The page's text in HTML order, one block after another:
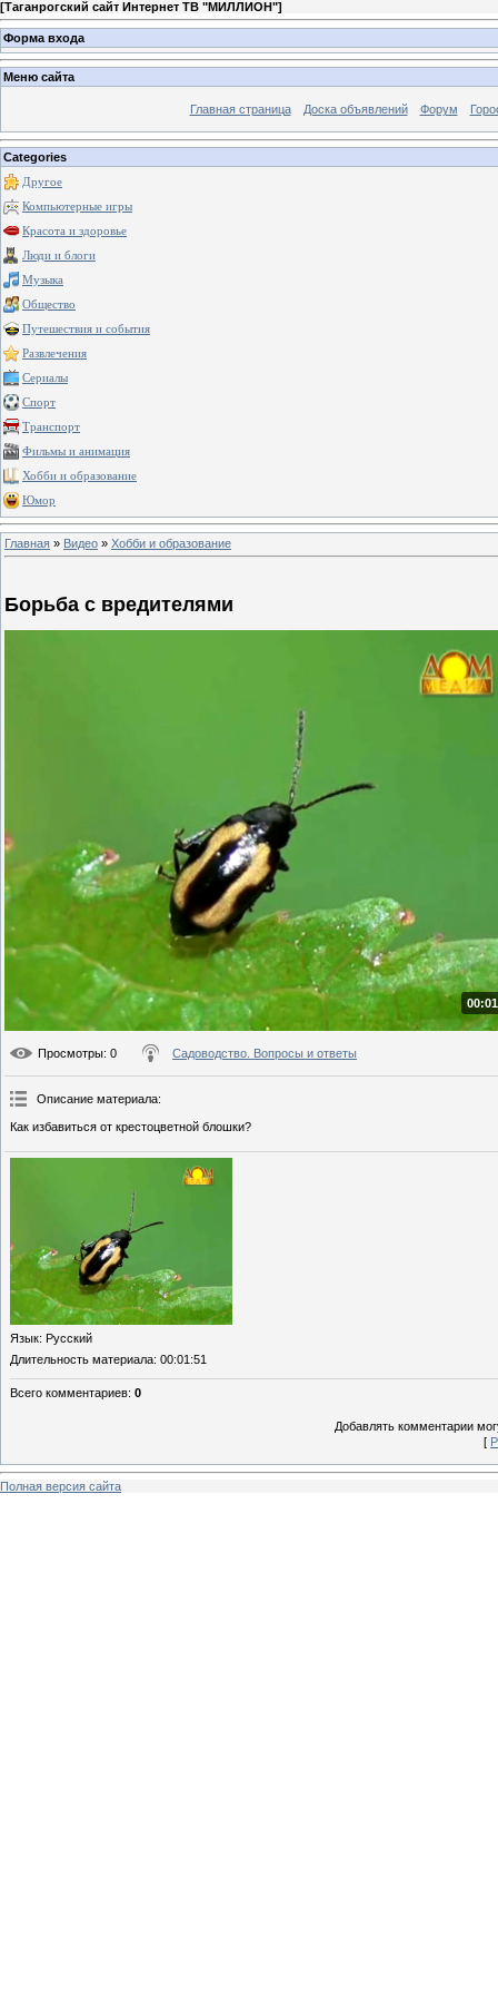
[Таганрогский сайт Интернет ТВ "МИЛЛИОН"]
Форма входа
Меню сайта
Главная страница Доска объявлений Форум
Categories
Другое
Компьютерные игры
Красота и здоровье
Люди и блоги
Музыка
Общество
Путешествия и события
Развлечения
Сериалы
Спорт
Транспорт
Фильмы и анимация
Хобби и образование
Юмор
Главная » Видео » Хобби и образование
Борьба с вредителями
Просмотры: 0 Садоводство. Вопросы и ответы
Описание материала:
Как избавиться от крестоцветной блошки?
Язык: Русский
Длительность материала: 00:01:51
Всего комментариев: 0
Добавлять комментарии
[
Полная версия сайта